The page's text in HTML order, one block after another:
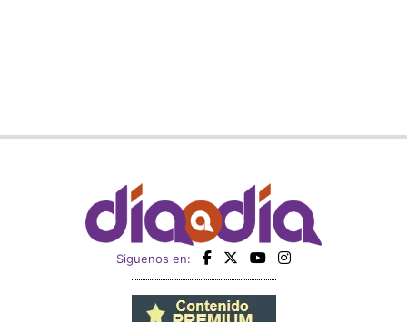
Siguenos en: